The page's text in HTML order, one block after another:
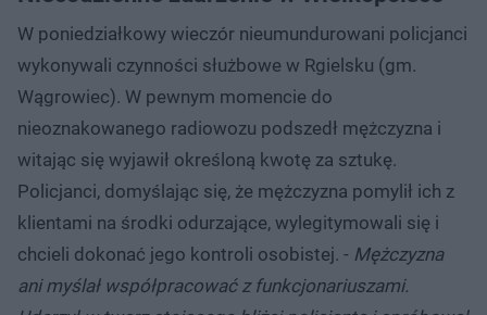
W poniedziałkowy wieczór nieumundurowani policjanci
wykonywali czynności służbowe w Rgielsku (gm.
Wągrowiec). W pewnym momencie do
nieoznakowanego radiowozu podszedł mężczyzna i
witając się wyjawił określoną kwotę za sztukę.
Policjanci, domyślając się, że mężczyzna pomylił ich z
klientami na środki odurzające, wylegitymowali się i
chcieli dokonać jego kontroli osobistej. - Mężczyzna
ani myślał współpracować z funkcjonariuszami.